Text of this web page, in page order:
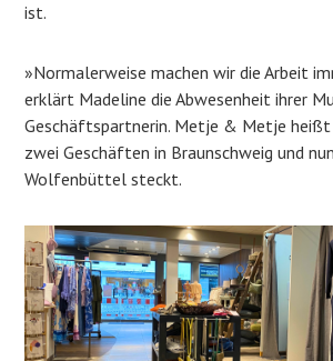
ist.
»Normalerweise machen wir die Arbeit
erklärt Madeline die Abwesenheit ihrer
Geschäftspartnerin. Metje & Metje heißt
zwei Geschäften in Braunschweig und
Wolfenbüttel steckt.